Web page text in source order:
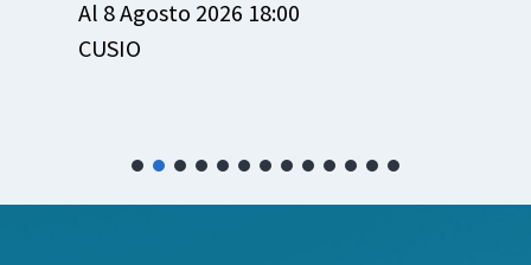
Al 8 Agosto 2026 18:00
CUSIO